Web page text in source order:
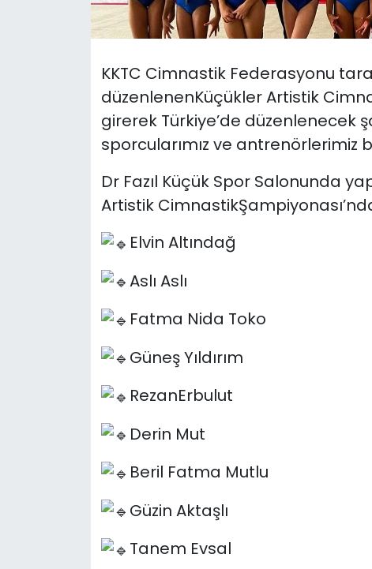
KKTC Cimnastik Federasyonu
düzenlenenKüçükler Artistik
girerek Türkiye’de
sporcularımız ve antrenörlerimiz
Dr Fazıl Küçük Spor Salonunda
Artistik
Elvin Altındağ
Aslı Aslı
Fatma Nida Toko
Güneş Yıldırım
RezanErbulut
Derin Mut
Beril Fatma Mutlu
Güzin Aktaşlı
Tanem Evsal
SAĞLIK
Teknoloji
Video Galeri
Yazarlar